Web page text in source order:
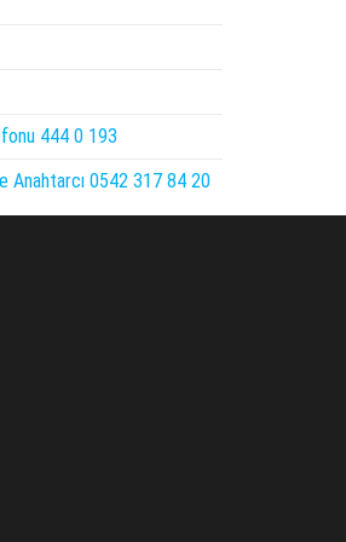
444 0 193
Anahtarcı 0542 317 84 20